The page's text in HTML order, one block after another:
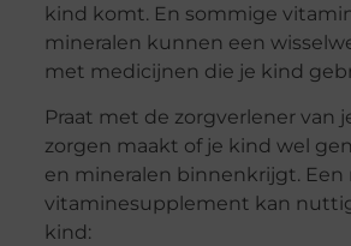
kind komt. En sommige
mineralen kunnen een
met medicijnen die je kind
Praat met de zorgverlener van
zorgen maakt of je kind wel
en mineralen binnenkrijgt. Een
vitaminesupplement kan
kind: